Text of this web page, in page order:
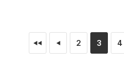
◄◄ ◄ 2 3 4